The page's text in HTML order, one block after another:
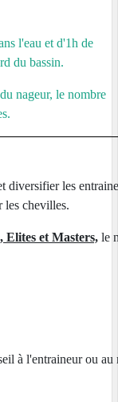
l'eau et d'1h de
du bassin.
nageur, le nombre
diversifier les
les chevilles.
Elites et Masters, le
à l'entraineur ou au